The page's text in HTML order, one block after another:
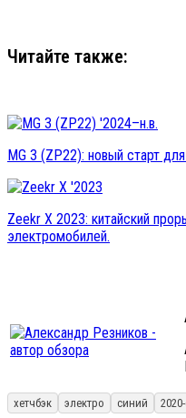
Читайте также:
MG 3 (ZP22): новый старт
Zeekr X 2023: китайский
электромобилей.
хетчбэк электро синий